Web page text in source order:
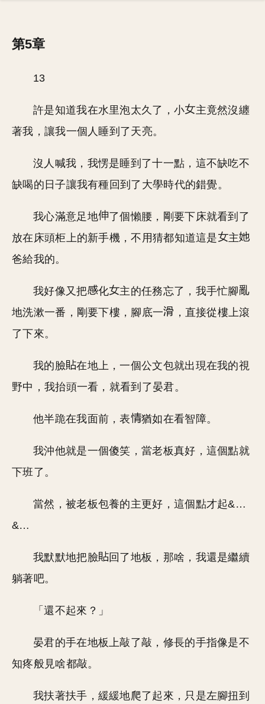
第5章
13
許是知道我在水里泡太久了，小
主竟然沒纏
著我，讓我一個人睡到了天亮。
沒人喊我，我愣是睡到了十一點，這不缺吃不
缺喝的日子讓我有種回到了大學時代的錯覺。
我心滿意足地
了個懶腰，剛要下床就看到了
放在床頭柜上的新手機，不用猜都知道這是
主
爸給我的。
我好像又把 化
主的任務忘了，我手忙腳
地洗漱一番，剛要下樓，腳底一
，直接從樓上滾
了下來。
我的臉
在地上，一個公文包就出現在我的視
野中，我抬頭一看，就看到了晏君。
他半跪在我面前，表 猶如在看智障。
我沖他就是一個傻笑，當老板真好，這個點就
下班了。
當然，被老板包養的主更好，這個點才起&…
&…
我默默地把臉
回了地板，那啥，我還是繼續
躺著吧。
「還不起來？」
晏君的手在地板上敲了敲，修長的手指像是不
知疼般見啥都敲。
我扶著扶手，緩緩地爬了起來，只是左腳扭到